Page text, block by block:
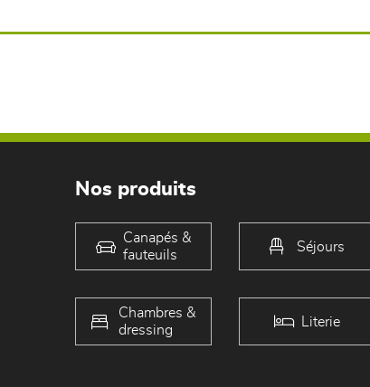
Nos produits
Canapés &
fauteuils
Séjours
Chambres &
dressing
Literie